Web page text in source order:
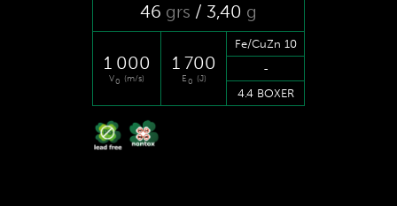
46 grs / 3,40 g
1 000
V0 (m/s)
1 700
E0 (J)
Fe/CuZn 10
-
4.4 BOXER